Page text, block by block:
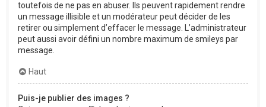
toutefois de ne pas en abuser. Ils peuvent rapidement rendre
un message illisible et un modérateur peut décider de les
retirer ou simplement d’effacer le message. L’administrateur
peut aussi avoir défini un nombre maximum de smileys par
message.
Haut
Puis-je publier des images ?